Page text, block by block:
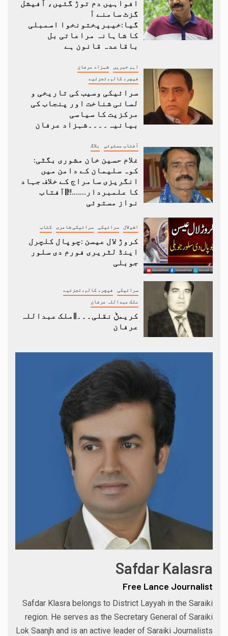
افواہیں دم توڑ گئیں، آفیشل
گزٹ سامنے آ
گیا:خیبرپختونخوا اسمبلی
کا شاہانہ مراعاتی بل
باقاعدہ قانون ہے
اہم خبریں شہزاد عرفان
فیچر، کالم،تجزئیے
سرائیکی وسیب کی تاریخی و
لسانی شناخت اور پنجاب کی
مرکزیت کا سیاسی
بیانیہ۔۔۔۔شہزاد عرفان
آفتاب مستوئی بلاگ
غلام حسین خان مشوری بگٹی:
کوہ سلیمان کے دامن میں
انگریزی سامراج کے خلاف جہاد
کا علمبردار…….!!||آفتاب
نواز مستوئی
اشولال سرائیکی سرائیکی شاعری کتاب
کروڑ لال عیسن :چوپال کلچرل
اینڈ لٹریری فورم دی سلور
جوبلی
سرائیکی فیچر، کالم،تجزئیے
ملک عبداللہ عرفان
کریمݨ نقلی۔۔۔||ملک عبداللہ
عرفان
Safdar Kalasra
Free Lance Journalist
Safdar Klasra belongs to District Layyah in the Saraiki
region. He serves as the Secretary General of Saraiki
Lok Saanjh and is an active leader of Saraiki Journalists